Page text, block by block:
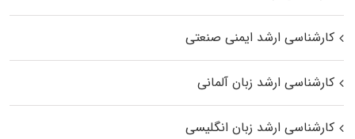
کارشناسی ارشد ایمنی صنعتی
کارشناسی ارشد زبان آلمانی
کارشناسی ارشد زبان انگلیسی